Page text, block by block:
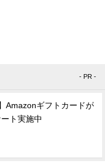
- PR -
Amazonギフトカードが
ト実施中